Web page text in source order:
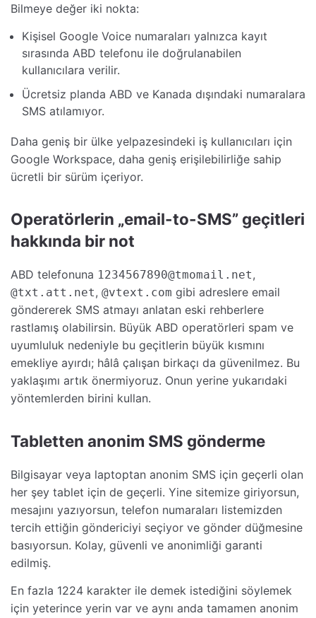
Bilmeye değer iki nokta:
Kişisel Google Voice numaraları yalnızca kayıt
sırasında ABD telefonu ile doğrulanabilen
kullanıcılara verilir.
Ücretsiz planda ABD ve Kanada dışındaki numaralara
SMS atılamıyor.
Daha geniş bir ülke yelpazesindeki iş kullanıcıları için
Google Workspace, daha geniş erişilebilirliğe sahip
ücretli bir sürüm içeriyor.
Operatörlerin „email-to-SMS” geçitleri
hakkında bir not
ABD telefonuna 1234567890@tmomail.net,
@txt.att.net, @vtext.com gibi adreslere email
göndererek SMS atmayı anlatan eski rehberlere
rastlamış olabilirsin. Büyük ABD operatörleri spam ve
uyumluluk nedeniyle bu geçitlerin büyük kısmını
emekliye ayırdı; hâlâ çalışan birkaçı da güvenilmez. Bu
yaklaşımı artık önermiyoruz. Onun yerine yukarıdaki
yöntemlerden birini kullan.
Tabletten anonim SMS gönderme
Bilgisayar veya laptoptan anonim SMS için geçerli olan
her şey tablet için de geçerli. Yine sitemize giriyorsun,
mesajını yazıyorsun, telefon numaraları listemizden
tercih ettiğin göndericiyi seçiyor ve gönder düğmesine
basıyorsun. Kolay, güvenli ve anonimliği garanti
edilmiş.
En fazla 1224 karakter ile demek istediğini söylemek
için yeterince yerin var ve aynı anda tamamen anonim